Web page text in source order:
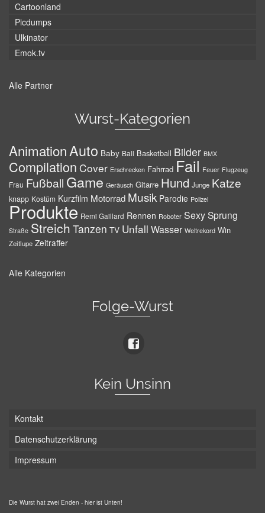
Cartoonland
Picdumps
Ulkinator
Emok.tv
Alle Partner
Wurst-Kategorien
AnimationAuto Baby Ball Basketball Bilder BMX
Compilation Cover Erschrecken Fahrrad Fail Feuer Flugzeug
Frau Fußball Game Geräusch Gitarre Hund Junge Katze
knapp Kostüm Kurzfilm Motorrad Musik Parodie Polizei
Produkte Remi Gaillard Rennen Roboter SexySprung
Straße Streich Tanzen TV Unfall Wasser Weltrekord Win
Zeitlupe Zeitraffer
Alle Kategorien
Folge-Wurst
Kein Unsinn
Kontakt
Datenschutzerklärung
Impressum
Die Wurst hat zwei Enden - hier ist Unten!